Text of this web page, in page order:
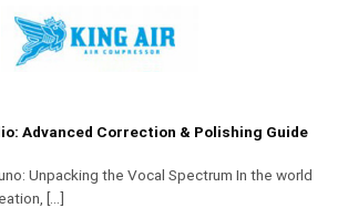
Advanced Correction & Polishing Guide
Unpacking the Vocal Spectrum In the world
[...]